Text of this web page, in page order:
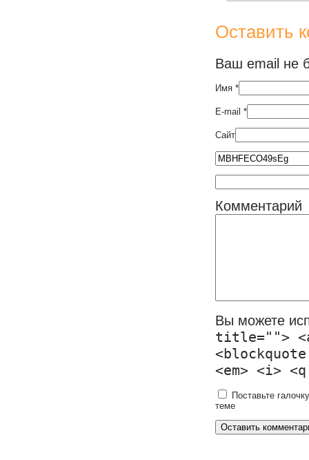
Оставить
Ваш email не
Имя *
E-mail *
Сайт
Комментарий
Вы можете
title="">
<em> <i>
Поставьте
теме